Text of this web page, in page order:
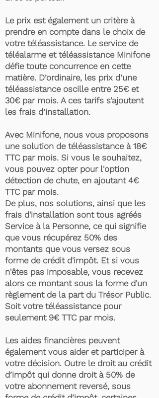
Le prix est également un critère à
prendre en compte dans le choix de
votre téléassistance. Le service de
téléalarme et téléassistance Minifone
défie toute concurrence en cette
matière. D’ordinaire, les prix d’une
téléassistance oscille entre 25€ et
30€ par mois. A ces tarifs s’ajoutent
les frais d’installation.
Avec Minifone, nous vous proposons
une solution de téléassistance à 18€
TTC par mois. Si vous le souhaitez,
vous pouvez opter pour l'option
détection de chute, en ajoutant 4€
TTC par mois.
De plus, nos solutions, ainsi que les
frais d'installation sont tous agréés
Service à la Personne, ce qui signifie
que vous récupérez 50% des
montants que vous versez sous
forme de crédit d'impôt. Et si vous
n'êtes pas imposable, vous recevez
alors ce montant sous la forme d'un
règlement de la part du Trésor Public.
Soit votre téléassistance pour
seulement 9€ TTC par mois.
Les aides financières peuvent
également vous aider et participer à
votre décision. Outre le droit au crédit
d’impôt qui donne droit à 50% de
votre abonnement reversé, sous